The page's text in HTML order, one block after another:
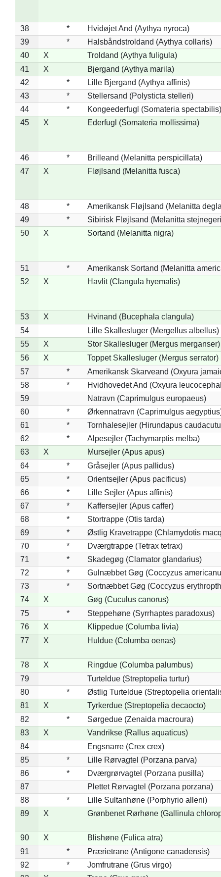
38 *
Hvidøjet And (Aythya nyroca)
39
*
Halsbåndstroldand (Aythya collaris)
40
X
Troldand (Aythya fuligula)
41
X
Bjergand (Aythya marila)
42
*
Lille Bjergand (Aythya affinis)
43
*
Stellersand (Polysticta stelleri)
44
*
Kongeederfugl (Somateria spectabilis)
45
X Ederfugl (Somateria mollissima)
46 *
Brilleand (Melanitta perspicillata)
47
X Fløjlsand (Melanitta fusca)
48 *
Amerikansk Fløjlsand (Melanitta
49
*
Sibirisk Fløjlsand (Melanitta
50
X Sortand (Melanitta nigra)
51 *
Amerikansk Sortand (Melanitta
52
X Havlit (Clangula hyemalis)
53 X
Hvinand (Bucephala clangula)
54
Lille Skallesluger (Mergellus albellus)
55
X
Stor Skallesluger (Mergus merganser)
56
X
Toppet Skallesluger (Mergus serrator)
57
*
Amerikansk Skarveand (Oxyura
58
*
Hvidhovedet And (Oxyura
59
Natravn (Caprimulgus europaeus)
60
*
Ørkennatravn (Caprimulgus
61
*
Tornhalesejler (Hirundapus
62
*
Alpesejler (Tachymarptis melba)
63
X
Mursejler (Apus apus)
64
*
Gråsejler (Apus pallidus)
65
*
Orientsejler (Apus pacificus)
66
*
Lille Sejler (Apus affinis)
67
*
Kaffersejler (Apus caffer)
68
*
Stortrappe (Otis tarda)
69
*
Østlig Kravetrappe (Chlamydotis
70
*
Dværgtrappe (Tetrax tetrax)
71
*
Skadegøg (Clamator glandarius)
72
*
Gulnæbbet Gøg (Coccyzus
73
*
Sortnæbbet Gøg (Coccyzus
74
X
Gøg (Cuculus canorus)
75
*
Steppehøne (Syrrhaptes paradoxus)
76
X
Klippedue (Columba livia)
77
X Huldue (Columba oenas)
78 X
Ringdue (Columba palumbus)
79
Turteldue (Streptopelia turtur)
80
*
Østlig Turteldue (Streptopelia
81
X
Tyrkerdue (Streptopelia decaocto)
82
*
Sørgedue (Zenaida macroura)
83
X
Vandrikse (Rallus aquaticus)
84
Engsnarre (Crex crex)
85
*
Lille Rørvagtel (Porzana parva)
86
*
Dværgrørvagtel (Porzana pusilla)
87
Plettet Rørvagtel (Porzana porzana)
88
*
Lille Sultanhøne (Porphyrio alleni)
89
X Grønbenet Rørhøne (Gallinula
90 X
Blishøne (Fulica atra)
91
*
Prærietrane (Antigone canadensis)
92
*
Jomfrutrane (Grus virgo)